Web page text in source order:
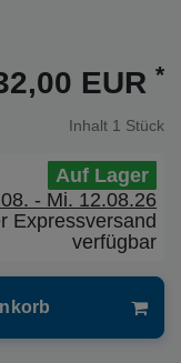
EUR *
Inhalt 1 Stück
Auf Lager
- Mi. 12.08.26
Expressversand
verfügbar